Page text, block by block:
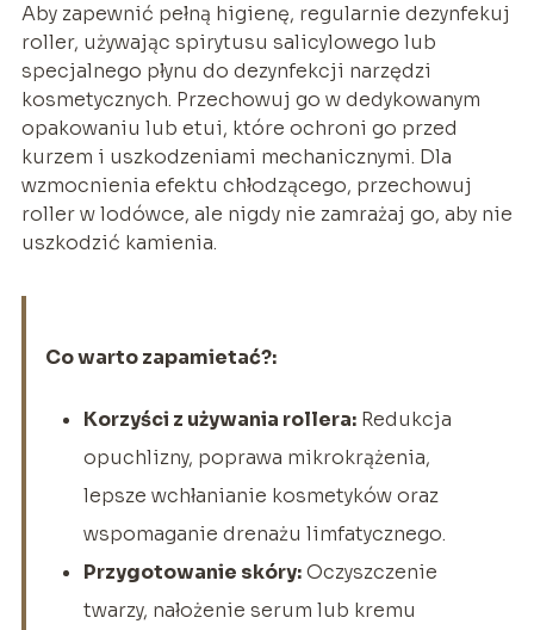
Aby zapewnić pełną higienę, regularnie dezynfekuj
roller, używając spirytusu salicylowego lub
specjalnego płynu do dezynfekcji narzędzi
kosmetycznych. Przechowuj go w dedykowanym
opakowaniu lub etui, które ochroni go przed
kurzem i uszkodzeniami mechanicznymi. Dla
wzmocnienia efektu chłodzącego, przechowuj
roller w lodówce, ale nigdy nie zamrażaj go, aby nie
uszkodzić kamienia.
Co warto zapamietać?:
Korzyści z używania rollera:Redukcja
opuchlizny, poprawa mikrokrążenia,
lepsze wchłanianie kosmetyków oraz
wspomaganie drenażu limfatycznego.
Przygotowanie skóry:Oczyszczenie
twarzy, nałożenie serum lub kremu